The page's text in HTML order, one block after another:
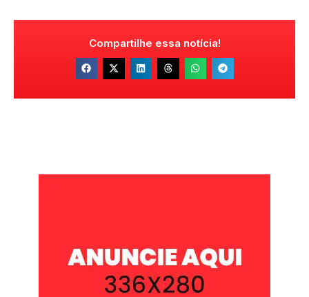
Compartilhe essa notícia!